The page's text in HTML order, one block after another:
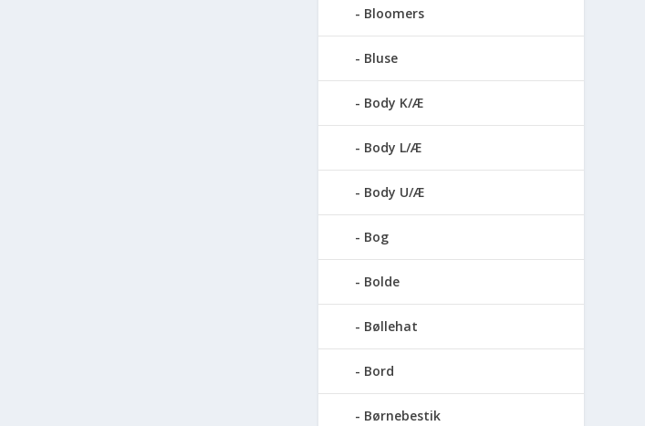
Bloomers
Bluse
Body K/Æ
Body L/Æ
Body U/Æ
Bog
Bolde
Bøllehat
Bord
Børnebestik